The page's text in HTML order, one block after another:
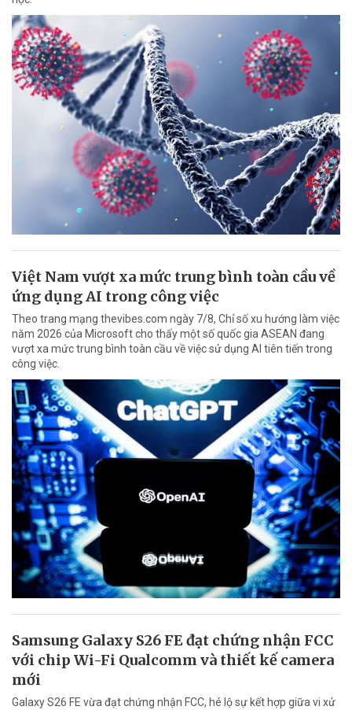
Việt Nam vượt xa mức trung bình toàn cầu về
ứng dụng AI trong công việc
Theo trang mạng thevibes.com ngày 7/8, Chỉ số xu hướng làm việc
năm 2026 của Microsoft cho thấy một số quốc gia ASEAN đang
vượt xa mức trung bình toàn cầu về việc sử dụng AI tiên tiến trong
công việc.
Samsung Galaxy S26 FE đạt chứng nhận FCC
với chip Wi-Fi Qualcomm và thiết kế camera
mới
Galaxy S26 FE vừa đạt chứng nhận FCC, hé lộ sự kết hợp giữa vi xử